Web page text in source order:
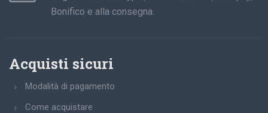
Bonifico e alla consegna.
Acquisti sicuri
Modalità di pagamento
Come acquistare